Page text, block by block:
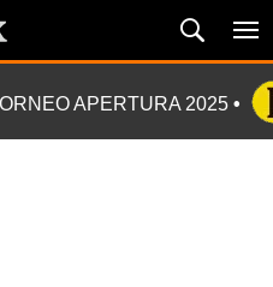
APERTURA 2025